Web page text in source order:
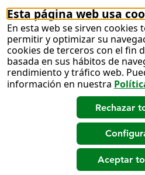
Esta página web usa
En esta web se sirven cookies
permitir y optimizar su
cookies de terceros con el fin
basada en sus hábitos de
rendimiento y tráfico web.
información en nuestra